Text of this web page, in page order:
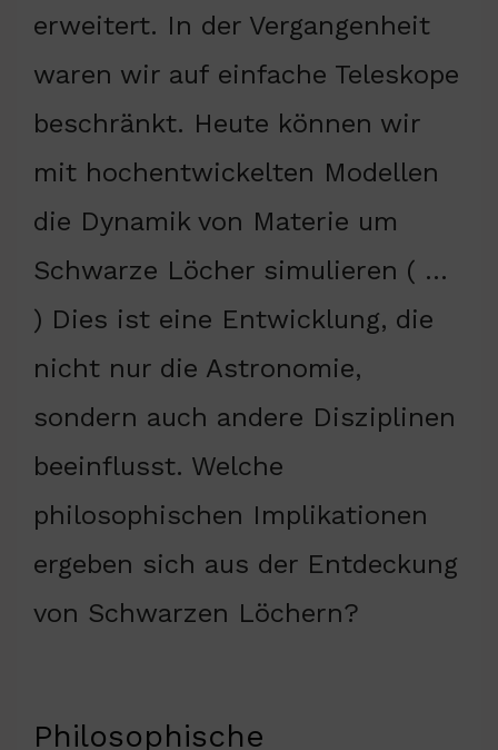
erweitert. In der Vergangenheit
waren wir auf einfache Teleskope
beschränkt. Heute können wir
mit hochentwickelten Modellen
die Dynamik von Materie um
Schwarze Löcher simulieren ( …
) Dies ist eine Entwicklung, die
nicht nur die Astronomie,
sondern auch andere Disziplinen
beeinflusst. Welche
philosophischen Implikationen
ergeben sich aus der Entdeckung
von Schwarzen Löchern?
Philosophische